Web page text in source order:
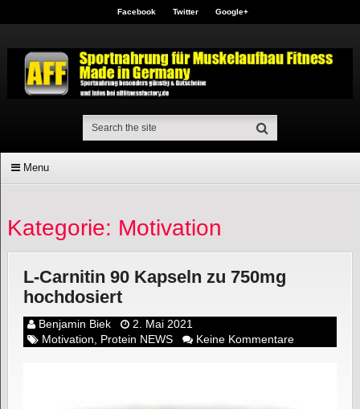
Facebook Twitter Google+
Menu
Kategorie: Motivation
L-Carnitin 90 Kapseln zu 750mg
hochdosiert
Benjamin Biek
2. Mai 2021
Motivation, Protein NEWS Keine Kommentare